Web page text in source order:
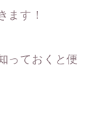
ます！
っておくと便